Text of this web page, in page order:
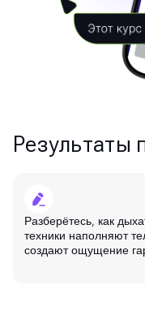
Результаты
Разберётесь, как
техники наполняют
создают ощущение